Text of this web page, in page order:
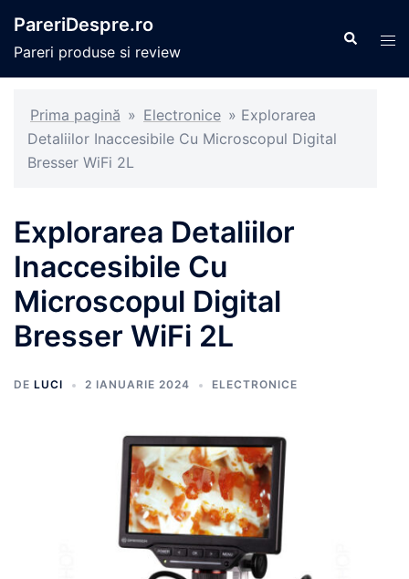
conținut
PareriDespre.ro
Pareri produse si review
Caută
Prima pagină » Electronice » Explorarea
Detaliilor Inaccesibile Cu Microscopul Digital
Bresser WiFi 2L
Explorarea Detaliilor
Inaccesibile Cu
Microscopul Digital
Bresser WiFi 2L
DE LUCI 2 IANUARIE 2024 ELECTRONICE